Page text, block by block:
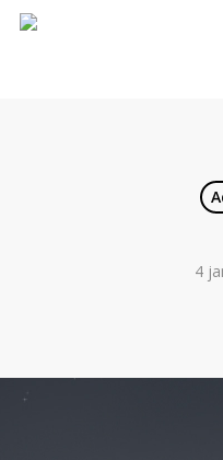
Skip
4